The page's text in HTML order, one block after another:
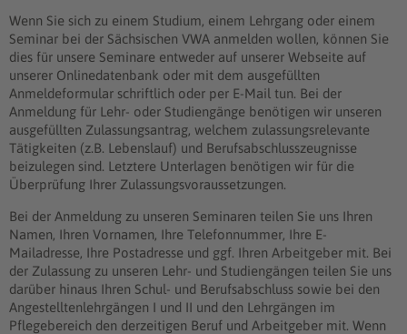
Wenn Sie sich zu einem Studium, einem Lehrgang oder einem
Seminar bei der Sächsischen VWA anmelden wollen, können Sie
dies für unsere Seminare entweder auf unserer Webseite auf
unserer Onlinedatenbank oder mit dem ausgefüllten
Anmeldeformular schriftlich oder per E-Mail tun. Bei der
Anmeldung für Lehr- oder Studiengänge benötigen wir unseren
ausgefüllten Zulassungsantrag, welchem zulassungsrelevante
Tätigkeiten (z.B. Lebenslauf) und Berufsabschlusszeugnisse
beizulegen sind. Letztere Unterlagen benötigen wir für die
Überprüfung Ihrer Zulassungsvoraussetzungen.
Bei der Anmeldung zu unseren Seminaren teilen Sie uns Ihren
Namen, Ihren Vornamen, Ihre Telefonnummer, Ihre E-
Mailadresse, Ihre Postadresse und ggf. Ihren Arbeitgeber mit. Bei
der Zulassung zu unseren Lehr- und Studiengängen teilen Sie uns
darüber hinaus Ihren Schul- und Berufsabschluss sowie bei den
Angestelltenlehrgängen I und II und den Lehrgängen im
Pflegebereich den derzeitigen Beruf und Arbeitgeber mit. Wenn